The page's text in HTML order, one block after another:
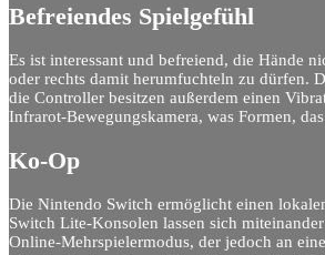
Befreiendes Spielgefühl
Es ist interessant und befreiend, die Hände
oder rechts damit herumfuchteln zu dürfen.
die Controller besitzen außerdem einen
Infrarot-Bewegungskamera, was Formen,
Ko-Op
Die Nintendo Switch ermöglicht einen
Switch Lite-Konsolen lassen sich
Online-Mehrspielermodus, der jedoch an